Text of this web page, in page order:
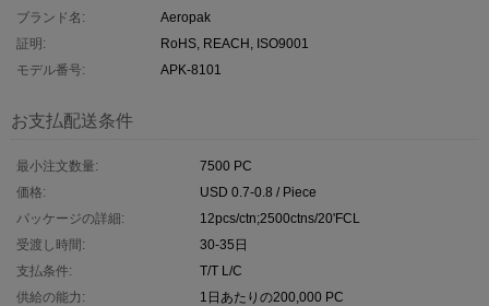
ブランド名:
Aeropak
証明:
RoHS, REACH, ISO9001
モデル番号:
APK-8101
お支払配送条件
最小注文数量:
7500 PC
価格:
USD 0.7-0.8 / Piece
パッケージの詳細:
12pcs/ctn;2500ctns/20'FCL
受渡し時間:
30-35日
支払条件:
T/T L/C
供給の能力:
1日あたりの200,000 PC